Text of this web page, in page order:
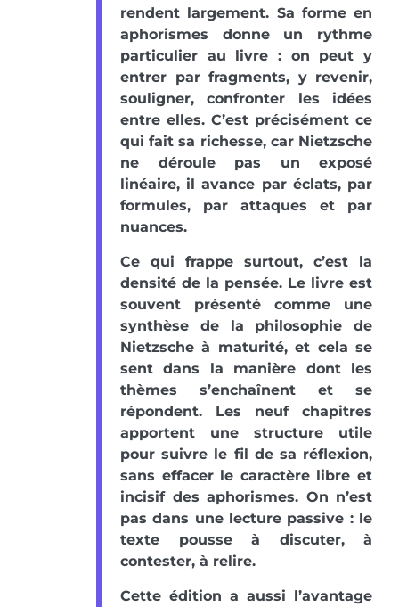
rendent largement. Sa forme en
aphorismes donne un rythme
particulier au livre : on peut y
entrer par fragments, y revenir,
souligner, confronter les idées
entre elles. C’est précisément ce
qui fait sa richesse, car Nietzsche
ne déroule pas un exposé
linéaire, il avance par éclats, par
formules, par attaques et par
nuances.
Ce qui frappe surtout, c’est la
densité de la pensée. Le livre est
souvent présenté comme une
synthèse de la philosophie de
Nietzsche à maturité, et cela se
sent dans la manière dont les
thèmes s’enchaînent et se
répondent. Les neuf chapitres
apportent une structure utile
pour suivre le fil de sa réflexion,
sans effacer le caractère libre et
incisif des aphorismes. On n’est
pas dans une lecture passive : le
texte pousse à discuter, à
contester, à relire.
Cette édition a aussi l’avantage